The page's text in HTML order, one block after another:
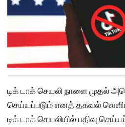
டிக் டாக் செயலி நாளை முதல்
செய்யப்படும் எனத் தகவல்
டிக் டாக் செயலியில் பதிவு